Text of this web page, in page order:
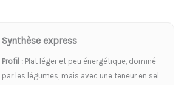
Synthèse express
Profil : Plat léger et peu énergétique, dominé
par les légumes, mais avec une teneur en sel